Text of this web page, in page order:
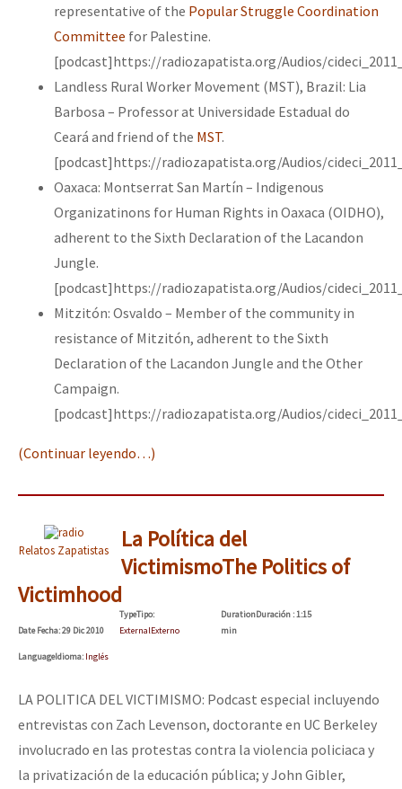
representative of the Popular Struggle Coordination
Committee for Palestine.
[podcast]https://radiozapatista.org/Audios/
Landless Rural Worker Movement (MST), Brazil: Lia
Barbosa – Professor at Universidade Estadual do
Ceará and friend of the MST.
[podcast]https://radiozapatista.org/Audios/
Oaxaca: Montserrat San Martín – Indigenous
Organizatinons for Human Rights in Oaxaca (OIDHO),
adherent to the Sixth Declaration of the Lacandon
Jungle.
[podcast]https://radiozapatista.org/Audios/
Mitzitón: Osvaldo – Member of the community in
resistance of Mitzitón, adherent to the Sixth
Declaration of the Lacandon Jungle and the Other
Campaign.
[podcast]https://radiozapatista.org/Audios/
(Continuar leyendo…)
Relatos Zapatistas
La Política del
VictimismoThe Politics of
Victimhood
DateFecha: 29 Dic 2010
TypeTipo:
ExternalExterno
DurationDuración: 1:15
min
LanguageIdioma: Inglés
LA POLITICA DEL VICTIMISMO: Podcast especial incluyendo
entrevistas con Zach Levenson, doctorante en UC Berkeley
involucrado en las protestas contra la violencia policiaca y
la privatización de la educación pública; y John Gibler,